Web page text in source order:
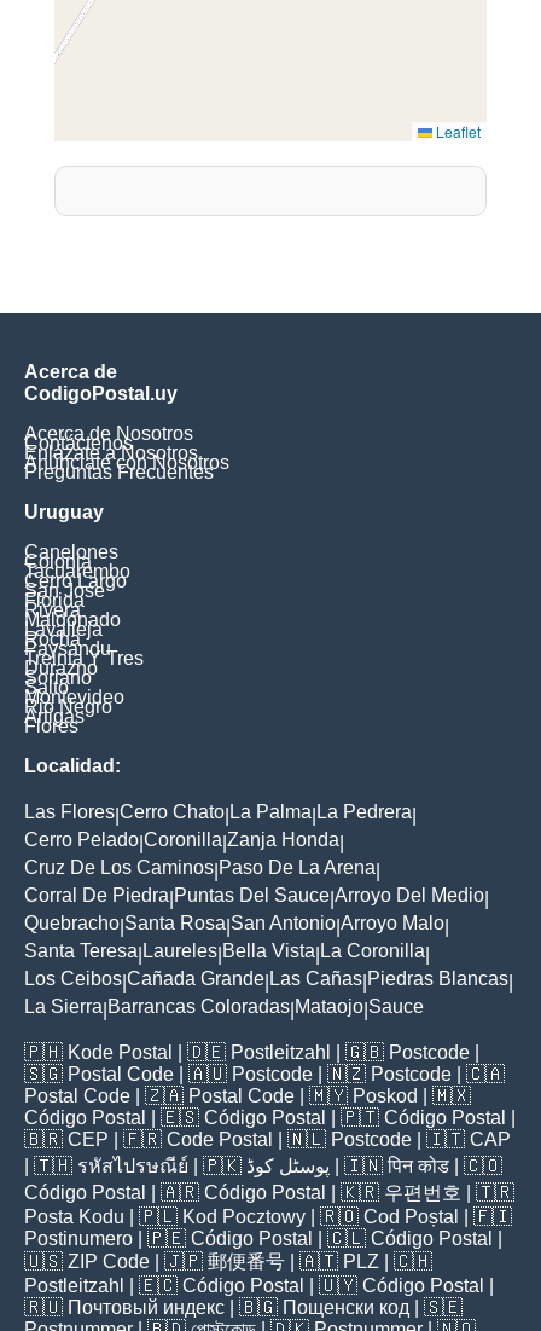
Leaflet
Acerca de
CodigoPostal.uy
Acerca de Nosotros
Contáctenos
Enlázate a Nosotros
Anúnciate con Nosotros
Preguntas Frecuentes
Uruguay
Canelones
Colonia
Tacuarembo
Cerro Largo
San Jose
Florida
Rivera
Maldonado
Lavalleja
Rocha
Paysandu
Treinta Y Tres
Durazno
Soriano
Salto
Montevideo
Rio Negro
Artigas
Flores
Localidad:
Las Flores Cerro Chato La Palma La Pedrera
Cerro Pelado Coronilla Zanja Honda
Cruz De Los Caminos Paso De La Arena
Corral De Piedra Puntas Del Sauce Arroyo Del Medio
Quebracho Santa Rosa San Antonio Arroyo Malo
Santa Teresa Laureles Bella Vista La Coronilla
Los Ceibos Cañada Grande Las Cañas Piedras Blancas
La Sierra Barrancas Coloradas Mataojo Sauce
🇵🇭 Kode Postal | 🇩🇪 Postleitzahl | 🇬🇧 Postcode
🇸🇬 Postal Code | 🇦🇺 Postcode | 🇳🇿 Postcode | 🇨🇦
Postal Code | 🇿🇦 Postal Code | 🇲🇾 Poskod
| 🇲🇽
Código Postal
| 🇪🇸 Código Postal | 🇵🇹 Código Postal
🇧🇷 CEP | 🇫🇷 Code Postal | 🇳🇱 Postcode | 🇮🇹 CAP
| 🇹🇭 รหัสไปรษณีย์ | 🇵🇰 پوسٹل کوڈ | 🇮🇳पिन कोड | 🇨🇴
Código Postal
| 🇦🇷 Código Postal | 🇰🇷 우편번호
| 🇹🇷
Posta Kodu | 🇵🇱 Kod Pocztowy | 🇷🇴 Cod Poștal
| 🇫🇮
Postinumero | 🇵🇪 Código Postal | 🇨🇱 Código Postal
🇺🇸 ZIP Code | 🇯🇵 郵便番号 | 🇦🇹 PLZ | 🇨🇭
Postleitzahl
| 🇪🇨 Código Postal | 🇺🇾 Código Postal
🇷🇺 Почтовый индекс | 🇧🇬 Пощенски код | 🇸🇪